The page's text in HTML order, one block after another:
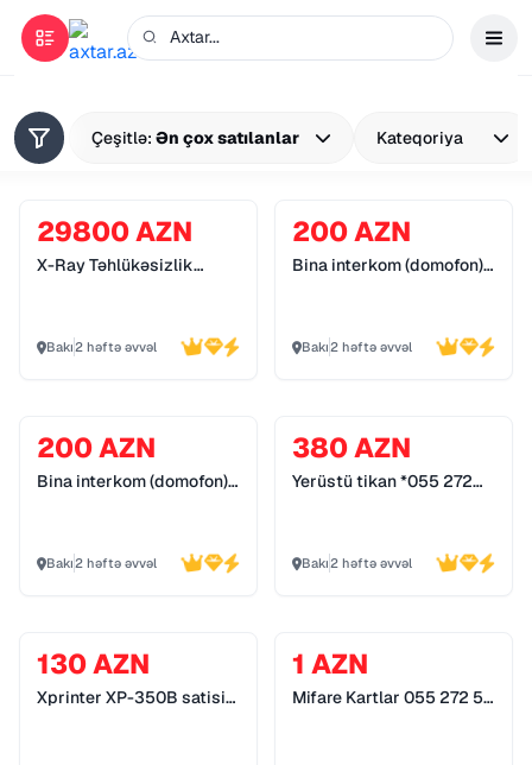
Çeşitlə: Ən çox satılanlar Kateqoriya
29800 AZN
X-Ray Təhlükəsizlik
Bakı2 həftə əvvəl
200 AZN
Bina interkom (domofon)
Bakı2 həftə əvvəl
200 AZN
Bina interkom (domofon)
Bakı2 həftə əvvəl
380 AZN
Yerüstü tikan *055 272
Bakı2 həftə əvvəl
130 AZN
Xprinter XP-350B satisi
1 AZN
Mifare Kartlar 055 272 55